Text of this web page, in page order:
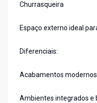
Churrasqueira
Espaço externo ideal
Diferenciais:
Acabamentos
Ambientes integrados e